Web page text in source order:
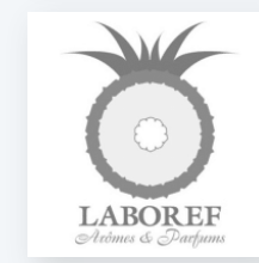
VÉNUS - NINON MIX